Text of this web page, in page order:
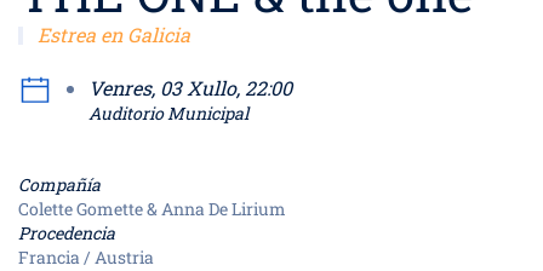
Estrea en Galicia
Venres, 03 Xullo, 22:00
Auditorio Municipal
Compañía
Colette Gomette & Anna De Lirium
Procedencia
Francia / Austria